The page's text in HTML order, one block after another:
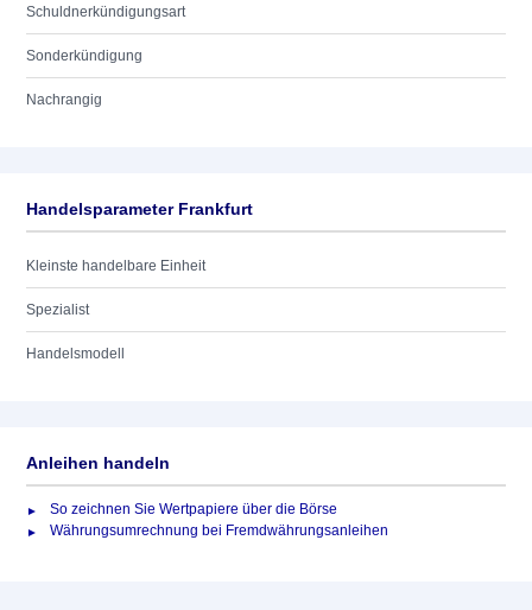
Schuldnerkündigungsart
Sonderkündigung
Nachrangig
Handelsparameter Frankfurt
Kleinste handelbare Einheit
Spezialist
Handelsmodell
Anleihen handeln
So zeichnen Sie Wertpapiere über die Börse
Währungsumrechnung bei Fremdwährungsanleihen